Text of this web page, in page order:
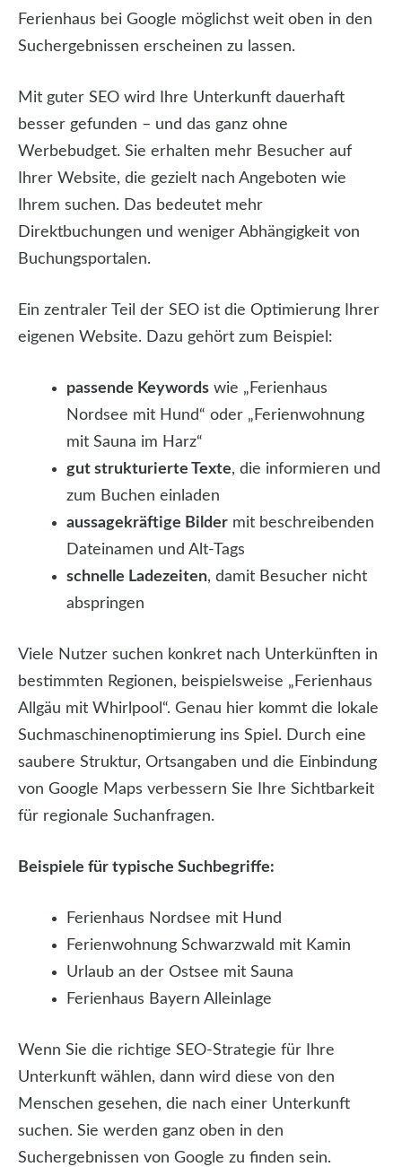
Ferienhaus bei Google möglichst weit oben in den
Suchergebnissen erscheinen zu lassen.
Mit guter SEO wird Ihre Unterkunft dauerhaft
besser gefunden – und das ganz ohne
Werbebudget. Sie erhalten mehr Besucher auf
Ihrer Website, die gezielt nach Angeboten wie
Ihrem suchen. Das bedeutet mehr
Direktbuchungen und weniger Abhängigkeit von
Buchungsportalen.
Ein zentraler Teil der SEO ist die Optimierung Ihrer
eigenen Website. Dazu gehört zum Beispiel:
passende Keywords wie „Ferienhaus
Nordsee mit Hund“ oder „Ferienwohnung
mit Sauna im Harz“
gut strukturierte Texte, die informieren und
zum Buchen einladen
aussagekräftige Bilder mit beschreibenden
Dateinamen und Alt-Tags
schnelle Ladezeiten, damit Besucher nicht
abspringen
Viele Nutzer suchen konkret nach Unterkünften in
bestimmten Regionen, beispielsweise „Ferienhaus
Allgäu mit Whirlpool“. Genau hier kommt die lokale
Suchmaschinenoptimierung ins Spiel. Durch eine
saubere Struktur, Ortsangaben und die Einbindung
von Google Maps verbessern Sie Ihre Sichtbarkeit
für regionale Suchanfragen.
Beispiele für typische Suchbegriffe:
Ferienhaus Nordsee mit Hund
Ferienwohnung Schwarzwald mit Kamin
Urlaub an der Ostsee mit Sauna
Ferienhaus Bayern Alleinlage
Wenn Sie die richtige SEO-Strategie für Ihre
Unterkunft wählen, dann wird diese von den
Menschen gesehen, die nach einer Unterkunft
suchen. Sie werden ganz oben in den
Suchergebnissen von Google zu finden sein.